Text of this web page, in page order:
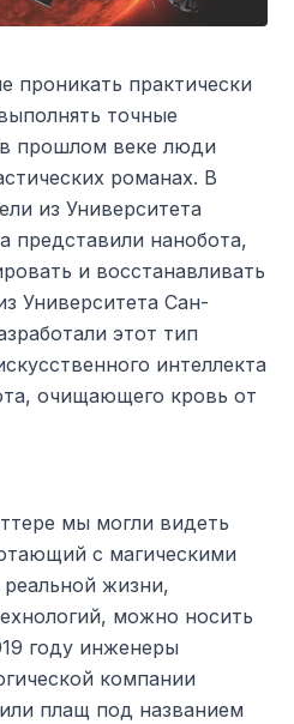
проникать практически
точные
прошлом веке люди
романах. В
из Университета
представили нанобота,
и восстанавливать
Университета Сан-
этот тип
интеллекта
очищающего кровь от
мы могли видеть
с магическими
жизни,
можно носить
году инженеры
компании
плащ под названием